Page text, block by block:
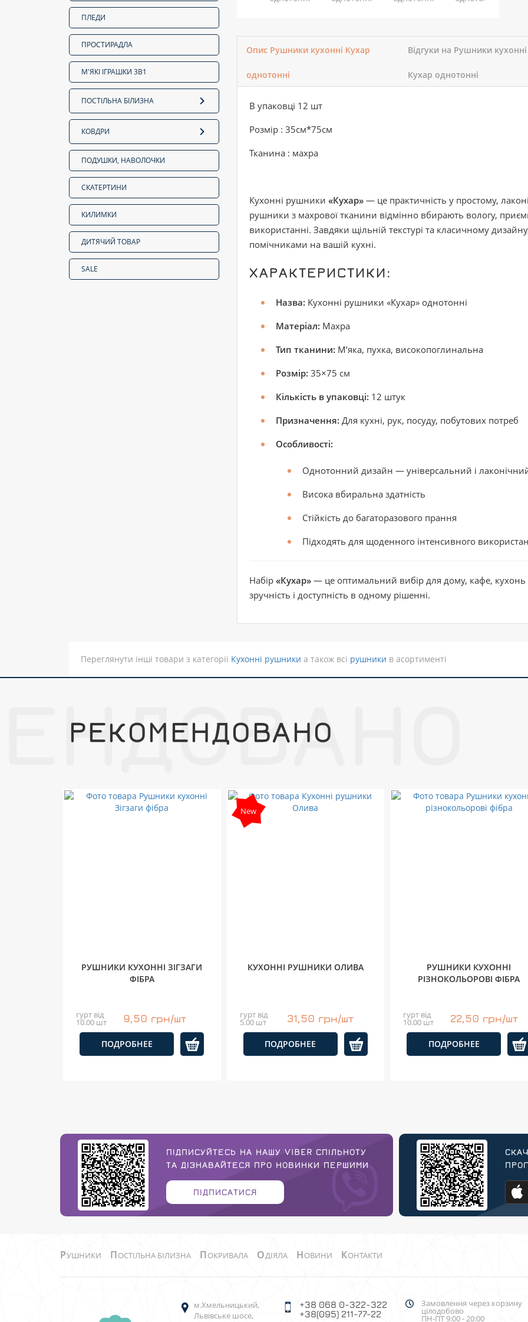
ПЛЕДИ
ПРОСТИРАДЛА
М'ЯКІ ІГРАШКИ 3В1
ПОСТІЛЬНА БІЛИЗНА
КОВДРИ
ПОДУШКИ, НАВОЛОЧКИ
СКАТЕРТИНИ
КИЛИМКИ
ДИТЯЧИЙ ТОВАР
SALE
Опис Рушники кухонні Кухар
однотонні
Відгуки на Рушники кухонні
Кухар однотонні
В упаковці 12 шт
Розмір : 35см*75см
Тканина : махра
Кухонні рушники «Кухар» — це практичність у простому,
рушники з махрової тканини відмінно вбирають вологу,
використанні. Завдяки щільній текстурі та класичному
помічниками на вашій кухні.
ХАРАКТЕРИСТИКИ:
Назва: Кухонні рушники «Кухар» однотонні
Матеріал: Махра
Тип тканини: М’яка, пухка, високопоглинальна
Розмір: 35×75 см
Кількість в упаковці: 12 штук
Призначення: Для кухні, рук, посуду, побутових потреб
Особливості:
Однотонний дизайн — універсальний і
Висока вбиральна здатність
Стійкість до багаторазового прання
Підходять для щоденного інтенсивного
Набір «Кухар» — це оптимальний вибір для дому, кафе, кухонь
зручність і доступність в одному рішенні.
Переглянути інші товари з категорії Кухонні рушники а також всі рушники в асортименті
РЕКОМЕНДОВАНО
РУШНИКИ КУХОННІ ЗІГЗАГИ
ФІБРА
гурт від
10.00 шт 9,50 грн/шт
ПОДРОБНЕЕ
New
КУХОННІ РУШНИКИ ОЛИВА
гурт від
5.00 шт 31,50 грн/шт
ПОДРОБНЕЕ
РУШНИКИ КУХОННІ
РІЗНОКОЛЬОРОВІ ФІБРА
гурт від
10.00 шт 22,50 грн/шт
ПОДРОБНЕЕ
ПІДПИСУЙТЕСЬ НА НАШУ VIBER СПІЛЬНОТУ
ТА ДІЗНАВАЙТЕСЯ ПРО НОВИНКИ ПЕРШИМИ
ПІДПИСАТИСЯ
РУШНИКИ ПОСТІЛЬНА БІЛИЗНА ПОКРИВАЛА ОДІЯЛА НОВИНИ КОНТАКТИ
м.Хмельницький,
Львівське шосе,
+38 068 0-322-322
+38(095) 211-77-22
Замовлення через корзину
цілодобово
ПН-ПТ 9:00 - 20:00